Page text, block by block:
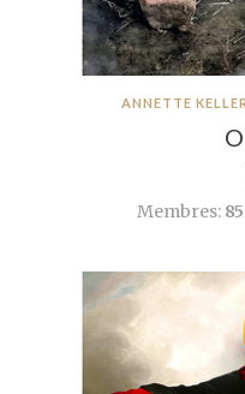
ANNETTE
Membres: